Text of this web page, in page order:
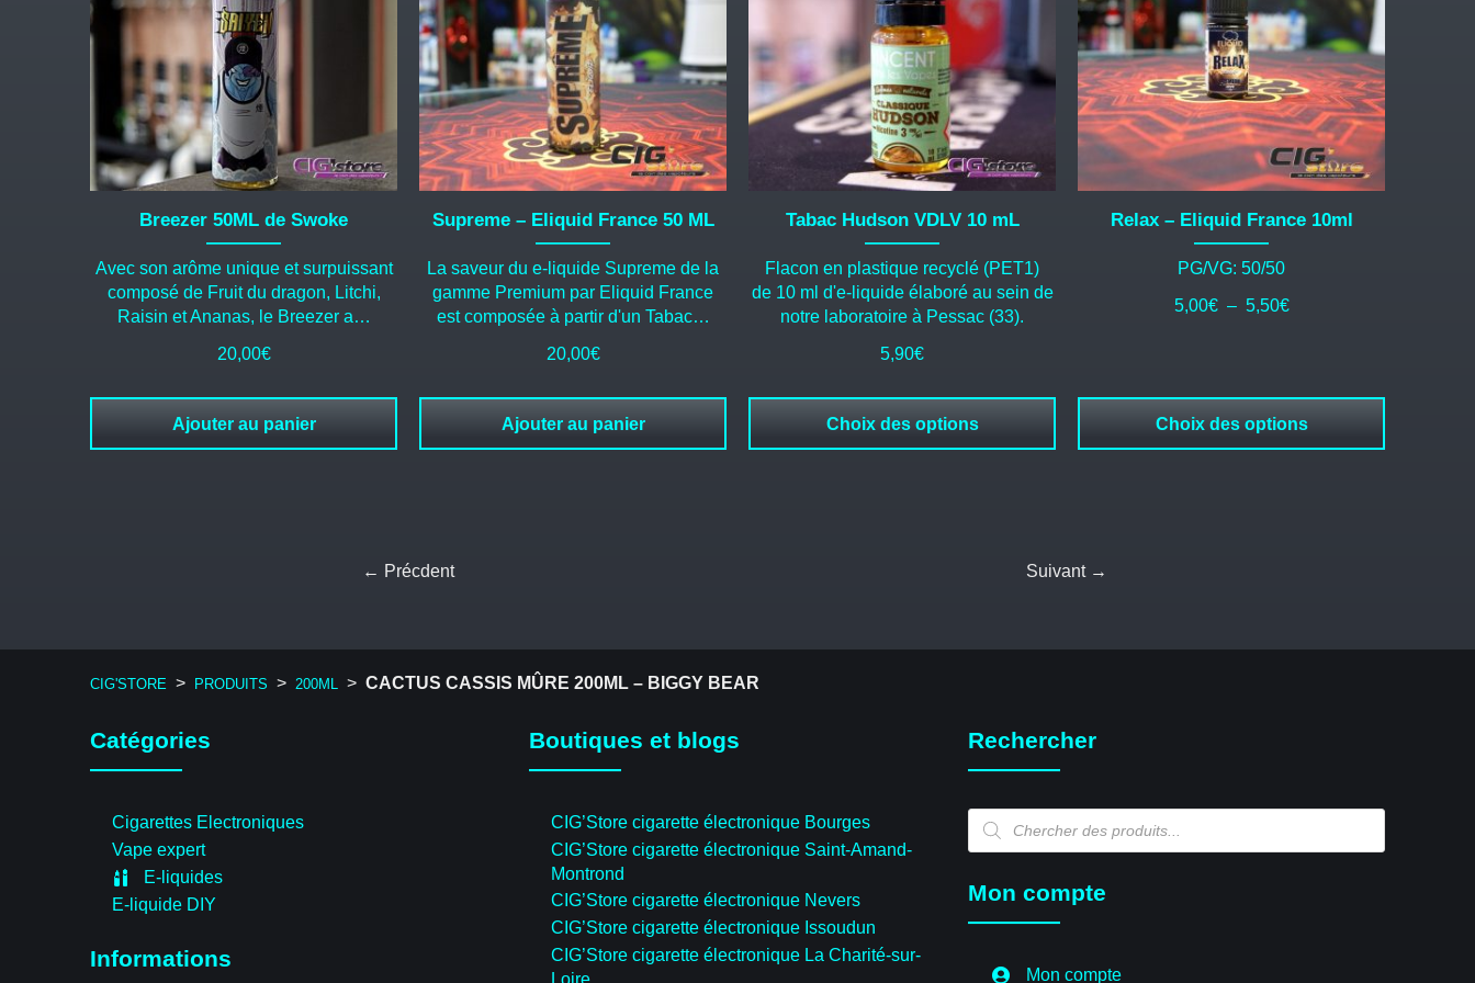
Breezer 50ML de Swoke
Avec son arôme unique et surpuissant
composé de Fruit du dragon, Litchi,
Raisin et Ananas, le Breezer a…
20,00€
Ajouter au panier
Supreme – Eliquid France 50 ML
La saveur du e-liquide Supreme de la
gamme Premium par Eliquid France
est composée à partir d'un Tabac…
20,00€
Ajouter au panier
Tabac Hudson VDLV 10 mL
Flacon en plastique recyclé (PET1)
de 10 ml d'e-liquide élaboré au sein de
notre laboratoire à Pessac (33).
5,90€
Choix des options
options
peuvent
être
choisies
la
produit
Relax – Eliquid France 10ml
PG/VG: 50/50
5,00€ – 5,50€Plage
à
5,50€
Choix des options
Les
options
peuvent
être
choisies
sur
page
produit
← Précdent Suivant →
CIG'STORE > PRODUITS > 200ML > CACTUS CASSIS MÛRE 200ML – BIGGY BEAR
Catégories
Cigarettes Electroniques
Vape expert
E-liquides
E-liquide DIY
Informations
Boutiques et blogs
CIG’Store cigarette électronique Bourges
CIG’Store cigarette électronique Saint-Amand-
Montrond
CIG’Store cigarette électronique Nevers
CIG’Store cigarette électronique Issoudun
CIG’Store cigarette électronique La Charité-sur-
Rechercher
Recherche
Mon compte
Mon compte